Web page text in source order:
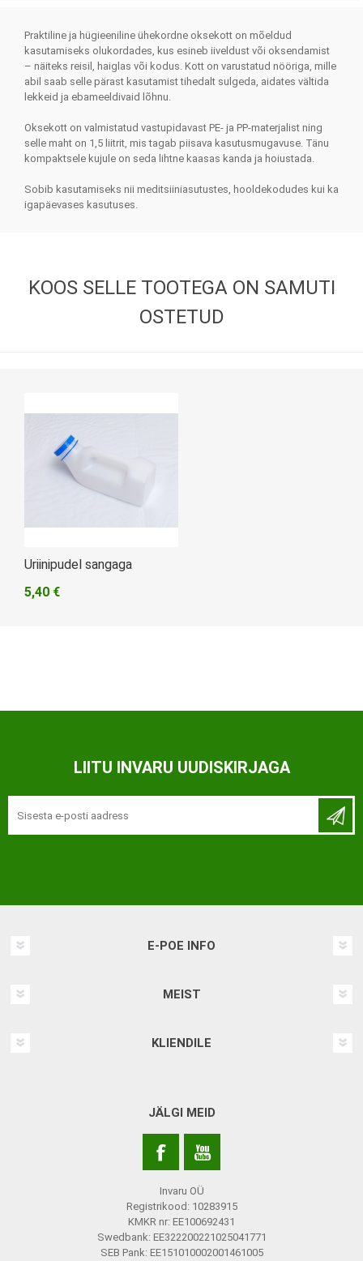
Praktiline ja hügieeniline ühekordne oksekott on mõeldud
kasutamiseks olukordades, kus esineb iiveldust või oksendamist
– näiteks reisil, haiglas või kodus. Kott on varustatud nööriga, mille
abil saab selle pärast kasutamist tihedalt sulgeda, aidates vältida
lekkeid ja ebameeldivaid lõhnu.
Oksekott on valmistatud vastupidavast PE- ja PP-materjalist ning
selle maht on 1,5 liitrit, mis tagab piisava kasutusmugavuse. Tänu
kompaktsele kujule on seda lihtne kaasas kanda ja hoiustada.
Sobib kasutamiseks nii meditsiiniasutustes, hooldekodudes kui ka
igapäevases kasutuses.
KOOS SELLE TOOTEGA ON SAMUTI
OSTETUD
Uriinipudel sangaga
5,40 €
LIITU INVARU UUDISKIRJAGA
E-POE INFO
MEIST
KLIENDILE
JÄLGI MEID
Invaru OÜ
Registrikood: 10283915
KMKR nr: EE100692431
Swedbank: EE322200221025041771
SEB Pank: EE151010002001461005